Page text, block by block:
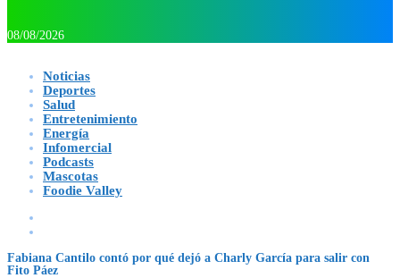
08/08/2026
Noticias
Deportes
Salud
Entretenimiento
Energía
Infomercial
Podcasts
Mascotas
Foodie Valley
Fabiana Cantilo contó por qué dejó a Charly García para salir con
Fito Páez